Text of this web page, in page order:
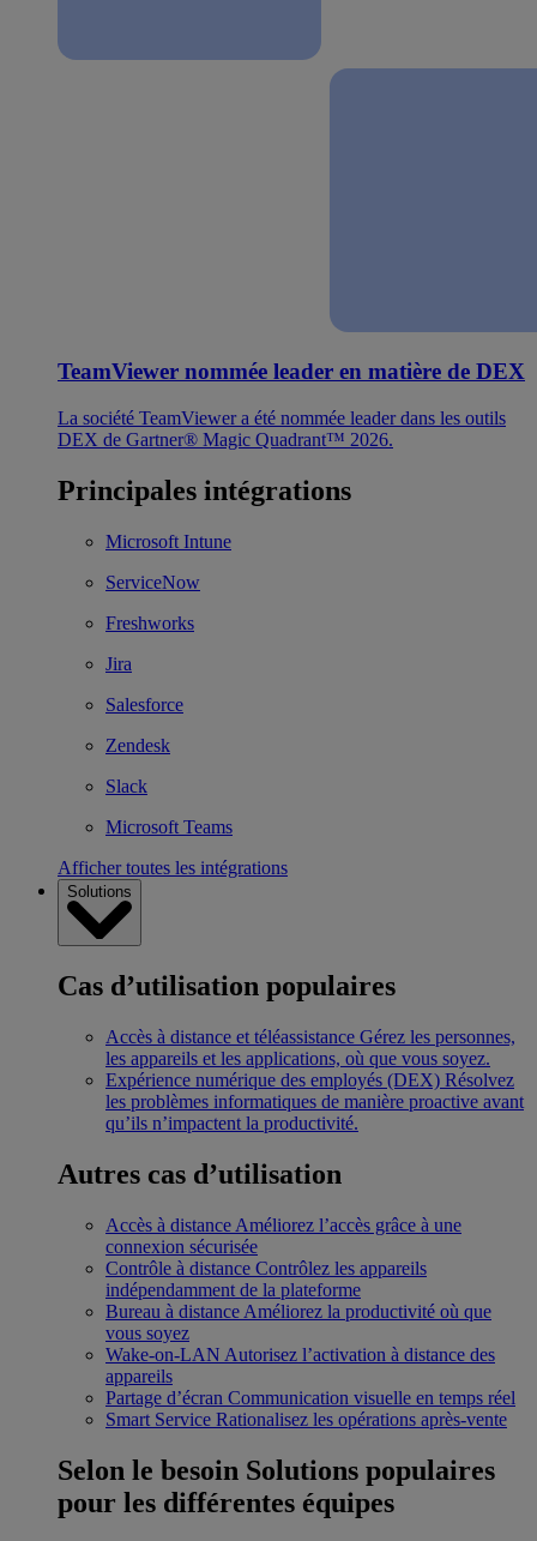
TeamViewer nommée leader en matière de DEX
La société TeamViewer a été nommée leader dans les outils
DEX de Gartner® Magic Quadrant™ 2026.
Principales intégrations
Microsoft Intune
ServiceNow
Freshworks
Jira
Salesforce
Zendesk
Slack
Microsoft Teams
Afficher toutes les intégrations
Solutions
Cas d’utilisation populaires
Accès à distance et téléassistance Gérez les personnes,
les appareils et les applications, où que vous soyez.
Expérience numérique des employés (DEX) Résolvez
les problèmes informatiques de manière proactive avant
qu’ils n’impactent la productivité.
Autres cas d’utilisation
Accès à distance Améliorez l’accès grâce à une
connexion sécurisée
Contrôle à distance Contrôlez les appareils
indépendamment de la plateforme
Bureau à distance Améliorez la productivité où que
vous soyez
Wake-on-LAN Autorisez l’activation à distance des
appareils
Partage d’écran Communication visuelle en temps réel
Smart Service Rationalisez les opérations après-vente
Selon le besoin Solutions populaires
pour les différentes équipes